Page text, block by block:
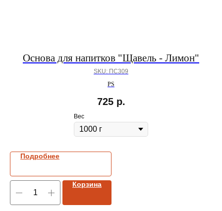
Основа для напитков "Щавель - Лимон"
SKU: ПС309
PS
725 р.
Вес
Подробнее
Корзина